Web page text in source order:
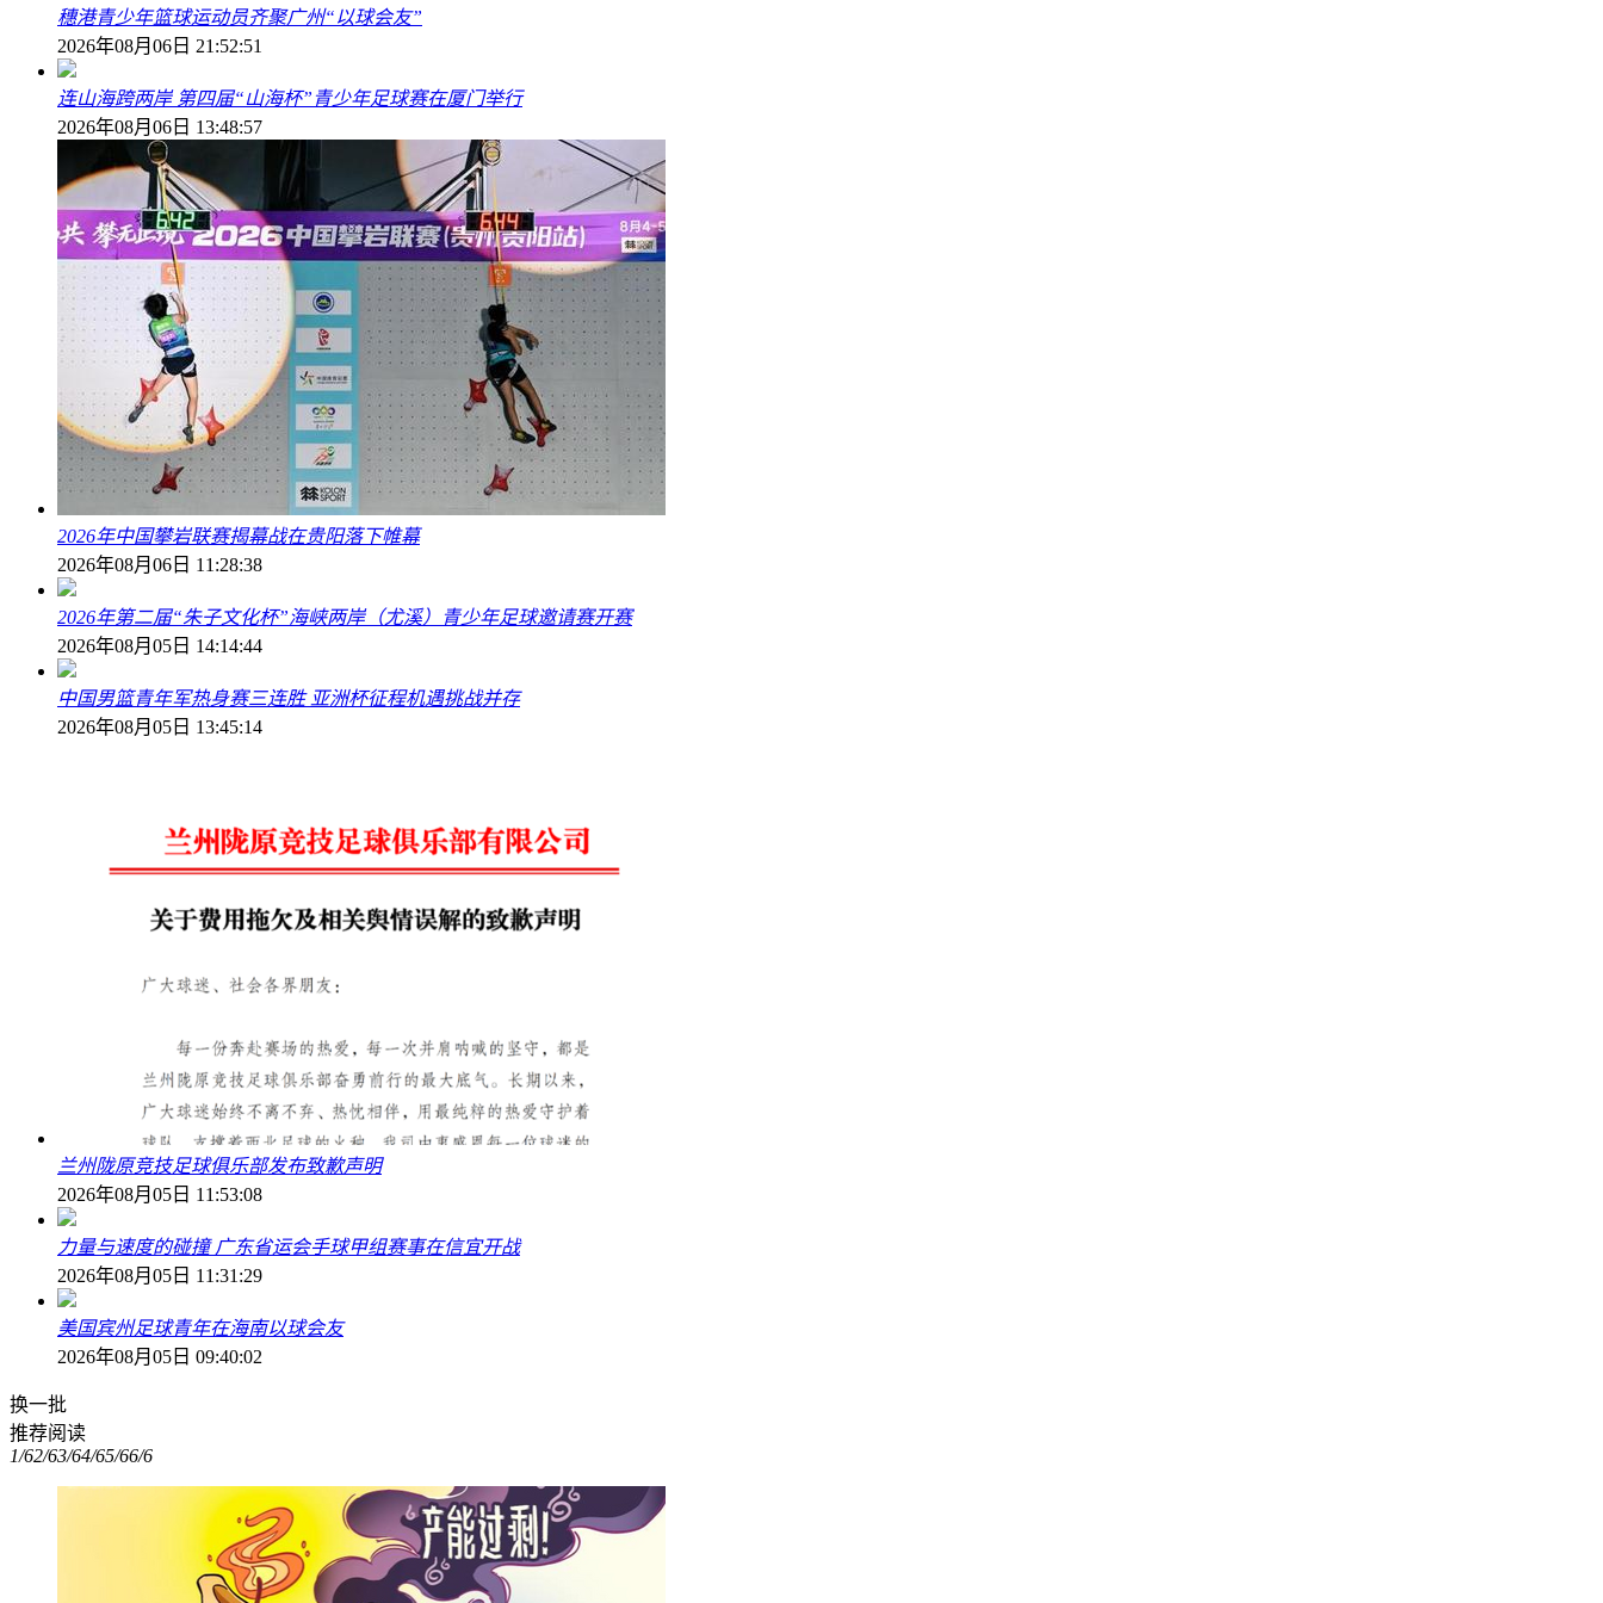
穗港青少年篮球运动员齐聚广州“以球会友”
2026年08月06日 21:52:51
连山海跨两岸 第四届“山海杯”青少年足球赛在厦门举行
2026年08月06日 13:48:57
2026年中国攀岩联赛揭幕战在贵阳落下帷幕
2026年08月06日 11:28:38
2026年第二届“朱子文化杯”海峡两岸（尤溪）青少年足球邀请赛开赛
2026年08月05日 14:14:44
中国男篮青年军热身赛三连胜 亚洲杯征程机遇挑战并存
2026年08月05日 13:45:14
兰州陇原竞技足球俱乐部发布致歉声明
2026年08月05日 11:53:08
力量与速度的碰撞 广东省运会手球甲组赛事在信宜开战
2026年08月05日 11:31:29
美国宾州足球青年在海南以球会友
2026年08月05日 09:40:02
换一批
推荐阅读
1/62/63/64/65/66/6